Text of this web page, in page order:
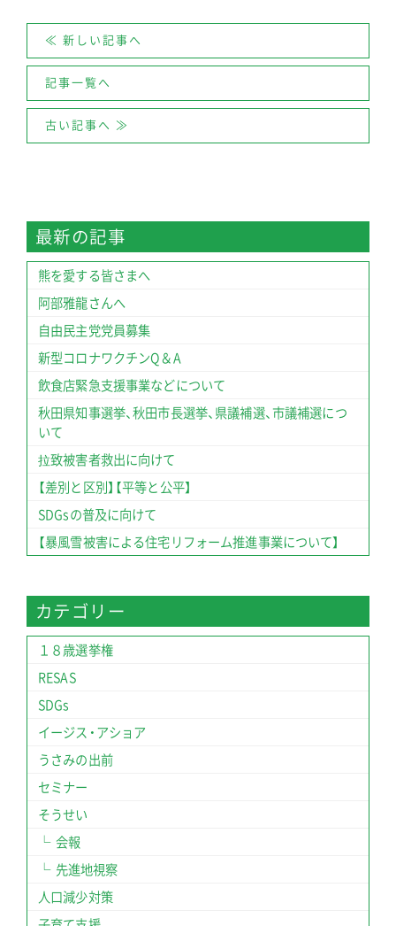
≪ 新しい記事へ
記事一覧へ
古い記事へ ≫
最新の記事
熊を愛する皆さまへ
阿部雅龍さんへ
自由民主党党員募集
新型コロナワクチンQ＆A
飲食店緊急支援事業などについて
秋田県知事選挙、秋田市長選挙、県議補選、市議補選につ
いて
拉致被害者救出に向けて
【差別と区別】【平等と公平】
SDGsの普及に向けて
【暴風雪被害による住宅リフォーム推進事業について】
カテゴリー
１８歳選挙権
RESAS
SDGs
イージス・アショア
うさみの出前
セミナー
そうせい
会報
先進地視察
人口減少対策